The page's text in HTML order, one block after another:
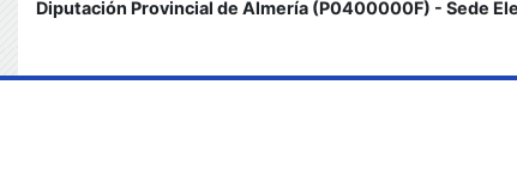
Diputación Provincial de Almería (P0400000F) - Sede